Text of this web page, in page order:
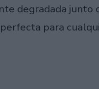
degradada junto
para